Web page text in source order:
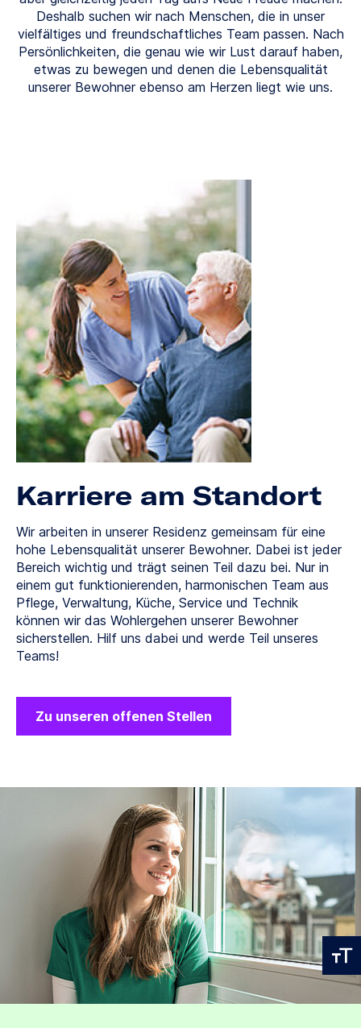
Deshalb suchen wir nach Menschen, die in unser
vielfältiges und freundschaftliches Team passen. Nach
Persönlichkeiten, die genau wie wir Lust darauf haben,
etwas zu bewegen und denen die Lebensqualität
unserer Bewohner ebenso am Herzen liegt wie uns.
Karriere am Standort
Wir arbeiten in unserer Residenz gemeinsam für eine
hohe Lebensqualität unserer Bewohner. Dabei ist jeder
Bereich wichtig und trägt seinen Teil dazu bei. Nur in
einem gut funktionierenden, harmonischen Team aus
Pflege, Verwaltung, Küche, Service und Technik
können wir das Wohlergehen unserer Bewohner
sicherstellen. Hilf uns dabei und werde Teil unseres
Teams!
Zu unseren offenen Stellen